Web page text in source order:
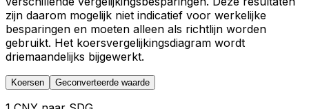
zijn daarom mogelijk niet indicatief voor werkelijke
besparingen en moeten alleen als richtlijn worden
gebruikt. Het koersvergelijkingsdiagram wordt
driemaandelijks bijgewerkt.
Koersen Geconverteerde waarde